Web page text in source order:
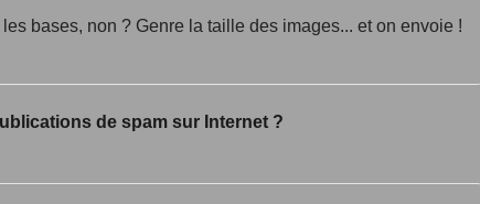
bases, non ? Genre la taille des images... et on envoie !
de spam sur Internet ?